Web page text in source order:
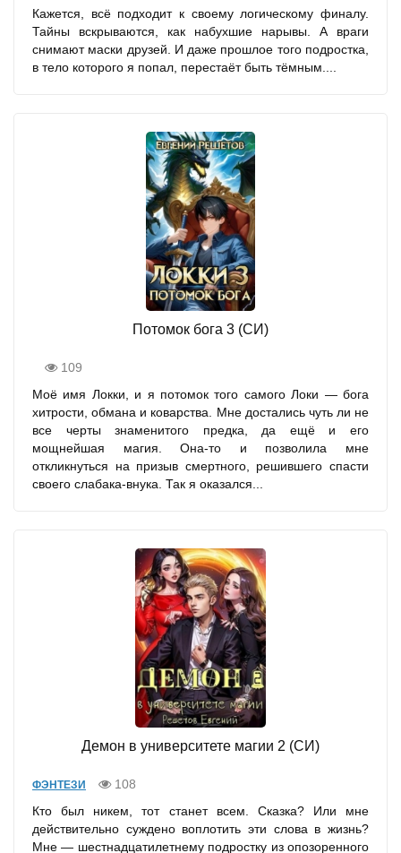
Кажется, всё подходит к своему логическому финалу.
Тайны вскрываются, как набухшие нарывы. А враги
снимают маски друзей. И даже прошлое того подростка,
в тело которого я попал, перестаёт быть тёмным....
Потомок бога 3 (СИ)
109
Моё имя Локки, и я потомок того самого Локи — бога
хитрости, обмана и коварства. Мне достались чуть ли не
все черты знаменитого предка, да ещё и его
мощнейшая магия. Она-то и позволила мне
откликнуться на призыв смертного, решившего спасти
своего слабака-внука. Так я оказался...
Демон в университете магии 2 (СИ)
ФЭНТЕЗИ
108
Кто был никем, тот станет всем. Сказка? Или мне
действительно суждено воплотить эти слова в жизнь?
Мне — шестнадцатилетнему подростку из опозоренного